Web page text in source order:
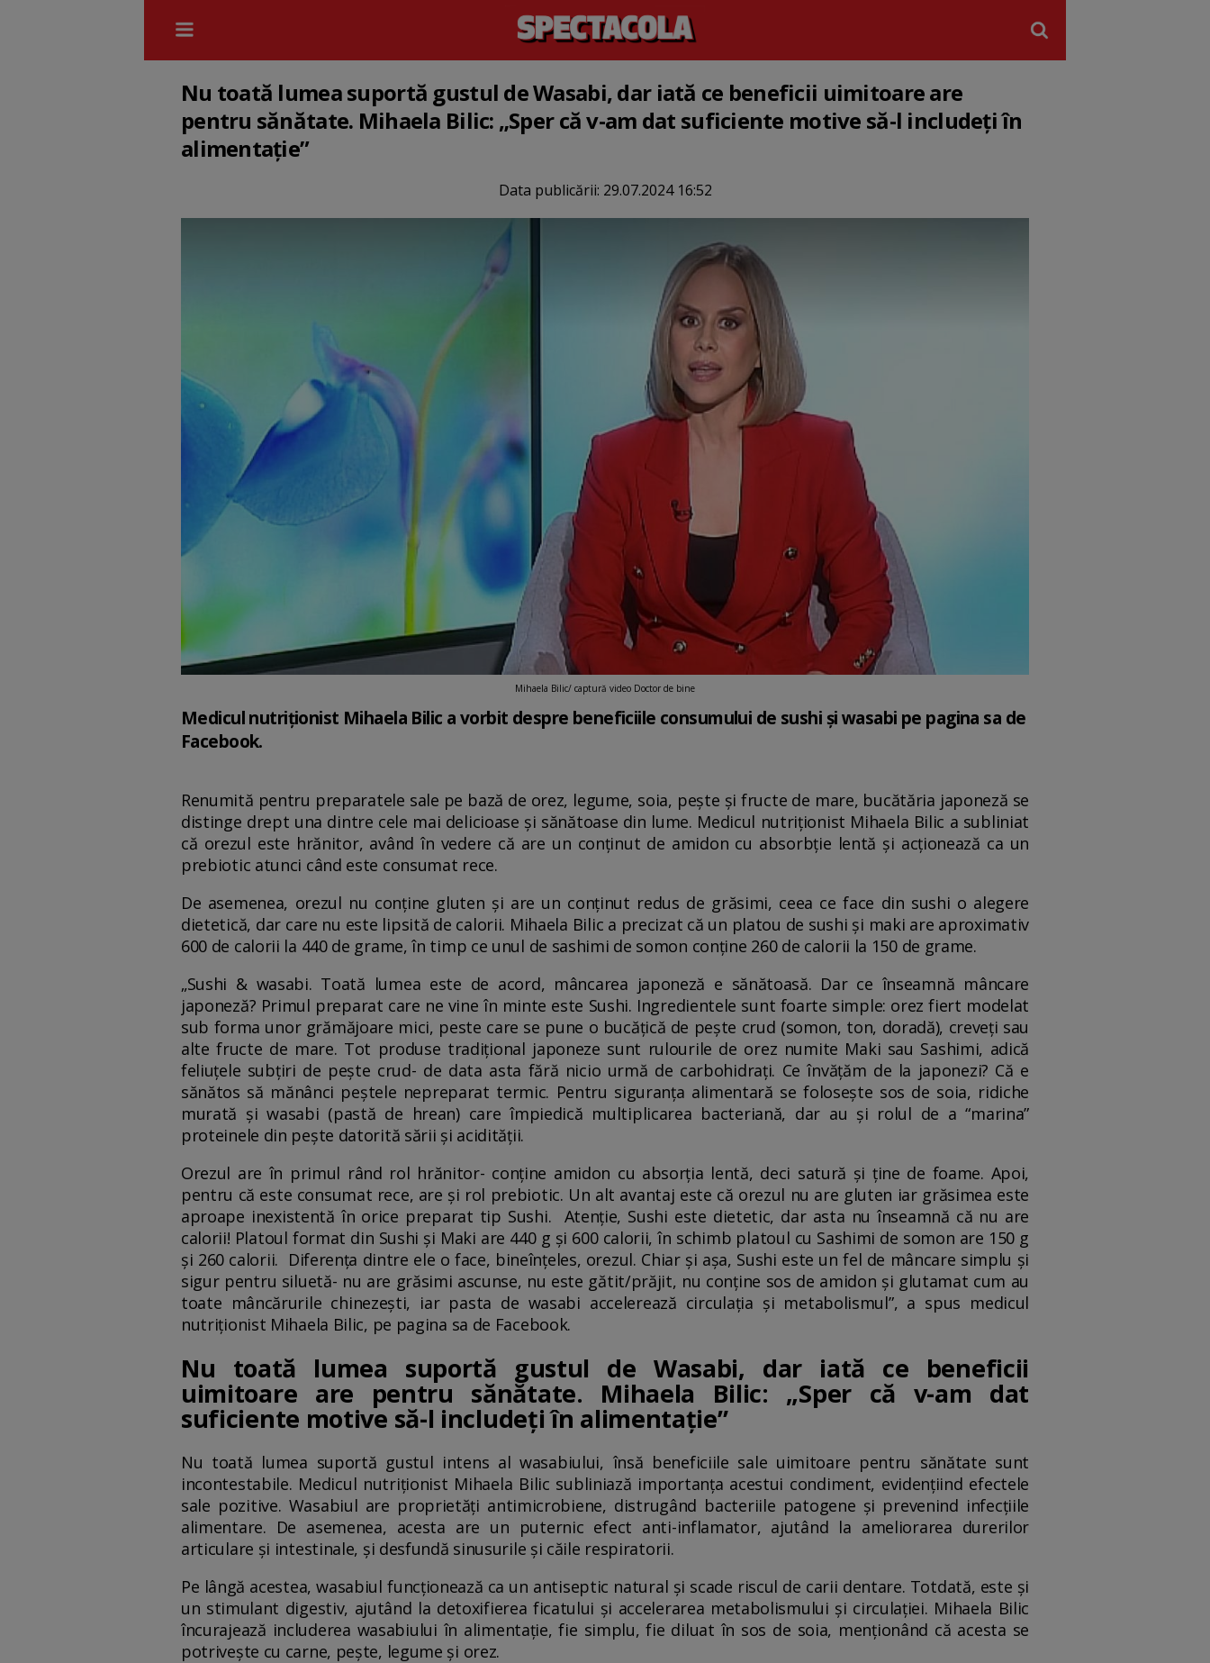
Nu toată lumea suportă gustul de Wasabi, dar iată ce beneficii uimitoare are
pentru sănătate. Mihaela Bilic: „Sper că v-am dat suficiente motive să-l includeți în
alimentație”
Data publicării: 29.07.2024 16:52
Mihaela Bilic/ captură video Doctor de bine
Medicul nutriționist Mihaela Bilic a vorbit despre beneficiile consumului de sushi și wasabi pe pagina sa de
Facebook.
Renumită pentru preparatele sale pe bază de orez, legume, soia, pește și fructe de mare, bucătăria japoneză se
distinge drept una dintre cele mai delicioase și sănătoase din lume. Medicul nutriționist Mihaela Bilic a subliniat
că orezul este hrănitor, având în vedere că are un conținut de amidon cu absorbție lentă și acționează ca un
prebiotic atunci când este consumat rece.
De asemenea, orezul nu conține gluten și are un conținut redus de grăsimi, ceea ce face din sushi o alegere
dietetică, dar care nu este lipsită de calorii. Mihaela Bilic a precizat că un platou de sushi și maki are aproximativ
600 de calorii la 440 de grame, în timp ce unul de sashimi de somon conține 260 de calorii la 150 de grame.
„Sushi & wasabi. Toată lumea este de acord, mâncarea japoneză e sănătoasă. Dar ce înseamnă mâncare
japoneză? Primul preparat care ne vine în minte este Sushi. Ingredientele sunt foarte simple: orez fiert modelat
sub forma unor grămăjoare mici, peste care se pune o bucățică de pește crud (somon, ton, doradă), creveți sau
alte fructe de mare. Tot produse tradițional japoneze sunt rulourile de orez numite Maki sau Sashimi, adică
feliuțele subțiri de pește crud- de data asta fără nicio urmă de carbohidrați. Ce învățăm de la japonezi? Că e
sănătos să mănânci peștele nepreparat termic. Pentru siguranța alimentară se folosește sos de soia, ridiche
murată și wasabi (pastă de hrean) care împiedică multiplicarea bacteriană, dar au și rolul de a “marina”
proteinele din pește datorită sării și acidității.
Orezul are în primul rând rol hrănitor- conține amidon cu absorția lentă, deci satură și ține de foame. Apoi,
pentru că este consumat rece, are și rol prebiotic. Un alt avantaj este că orezul nu are gluten iar grăsimea este
aproape inexistentă în orice preparat tip Sushi. Atenție, Sushi este dietetic, dar asta nu înseamnă că nu are
calorii! Platoul format din Sushi și Maki are 440 g și 600 calorii, în schimb platoul cu Sashimi de somon are 150 g
și 260 calorii. Diferența dintre ele o face, bineînțeles, orezul. Chiar și așa, Sushi este un fel de mâncare simplu și
sigur pentru siluetă- nu are grăsimi ascunse, nu este gătit/prăjit, nu conține sos de amidon și glutamat cum au
toate mâncărurile chinezești, iar pasta de wasabi accelerează circulația și metabolismul”, a spus medicul
nutriționist Mihaela Bilic, pe pagina sa de Facebook.
Nu toată lumea suportă gustul de Wasabi, dar iată ce beneficii
uimitoare are pentru sănătate. Mihaela Bilic: „Sper că v-am dat
suficiente motive să-l includeți în alimentație”
Nu toată lumea suportă gustul intens al wasabiului, însă beneficiile sale uimitoare pentru sănătate sunt
incontestabile. Medicul nutriționist Mihaela Bilic subliniază importanța acestui condiment, evidențiind efectele
sale pozitive. Wasabiul are proprietăți antimicrobiene, distrugând bacteriile patogene și prevenind infecțiile
alimentare. De asemenea, acesta are un puternic efect anti-inflamator, ajutând la ameliorarea durerilor
articulare și intestinale, și desfundă sinusurile și căile respiratorii.
Pe lângă acestea, wasabiul funcționează ca un antiseptic natural și scade riscul de carii dentare. Totdată, este și
un stimulant digestiv, ajutând la detoxifierea ficatului și accelerarea metabolismului și circulației. Mihaela Bilic
încurajează includerea wasabiului în alimentație, fie simplu, fie diluat în sos de soia, menționând că acesta se
potrivește cu carne, pește, legume și orez.